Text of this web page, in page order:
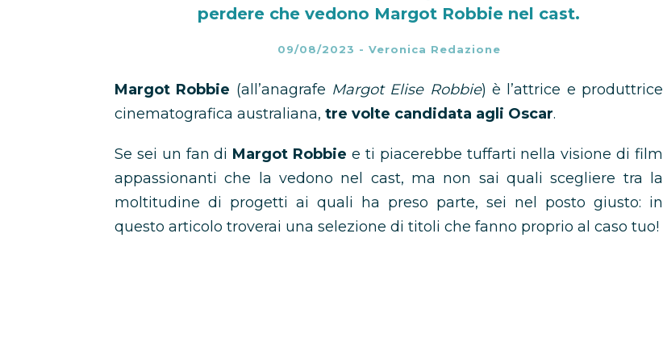
perdere che vedono Margot Robbie nel cast.
09/08/2023 - Veronica Redazione
Margot Robbie (all’anagrafe Margot Elise Robbie) è l’attrice e produttrice
cinematografica australiana, tre volte candidata agli Oscar.
Se sei un fan di Margot Robbie e ti piacerebbe tuffarti nella visione di film
appassionanti che la vedono nel cast, ma non sai quali scegliere tra la
moltitudine di progetti ai quali ha preso parte, sei nel posto giusto: in
questo articolo troverai una selezione di titoli che fanno proprio al caso tuo!